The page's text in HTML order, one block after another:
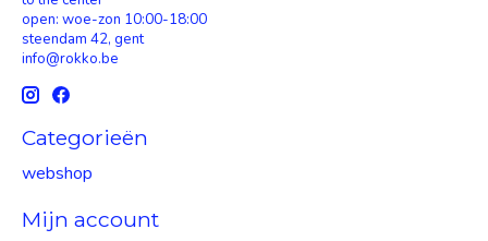
open: woe-zon 10:00-18:00
steendam 42, gent
info@rokko.be
Categorieën
webshop
Mijn account